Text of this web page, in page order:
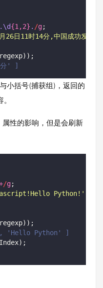
.\d{1,2} . /g;
26日11时14分,中国成功发射
' ]
小括号(捕获组)，返回的
属性的影响，但是会刷新
/g;
Python! '
Python' ]